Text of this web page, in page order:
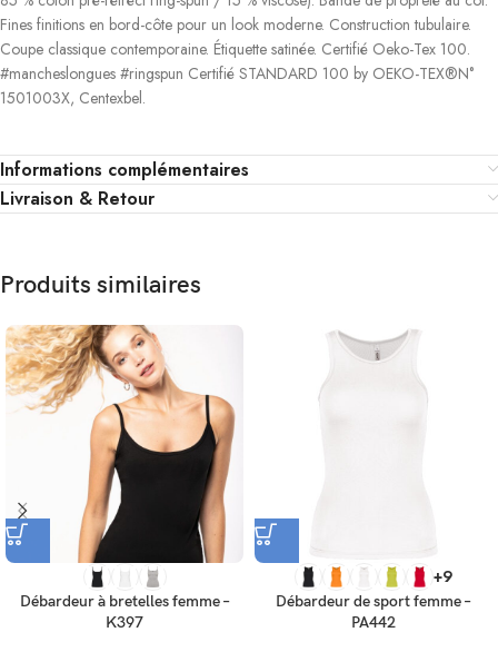
Fines finitions en bord-côte pour un look moderne. Construction tubulaire.
Coupe classique contemporaine. Étiquette satinée. Certifié Oeko-Tex 100.
#mancheslongues #ringspun Certifié STANDARD 100 by OEKO-TEX®N°
1501003X, Centexbel.
Informations complémentaires
Livraison & Retour
Produits similaires
Débardeur à bretelles femme –
K397
+9
Débardeur de sport femme –
PA442